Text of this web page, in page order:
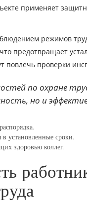
применяет
режимов
предотвращает
проверки
по охране
но и
установленные сроки.
здоровью коллег.